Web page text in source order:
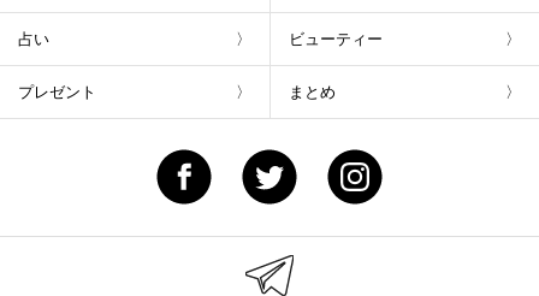
占い ビューティー
プレゼント まとめ